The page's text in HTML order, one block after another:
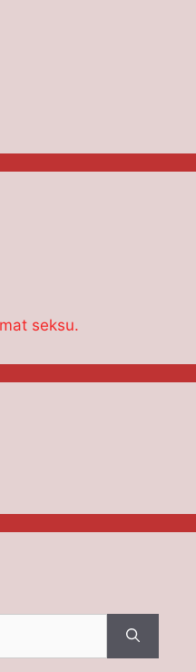
seksu.